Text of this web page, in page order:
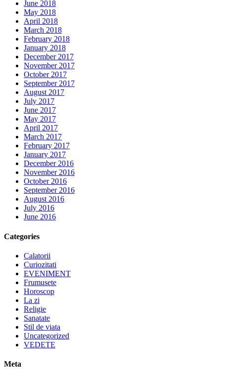
June 2018
May 2018
April 2018
March 2018
February 2018
January 2018
December 2017
November 2017
October 2017
September 2017
August 2017
July 2017
June 2017
May 2017
April 2017
March 2017
February 2017
January 2017
December 2016
November 2016
October 2016
September 2016
August 2016
July 2016
June 2016
Categories
Calatorii
Curiozitati
EVENIMENT
Frumusete
Horoscop
La zi
Religie
Sanatate
Stil de viata
Uncategorized
VEDETE
Meta